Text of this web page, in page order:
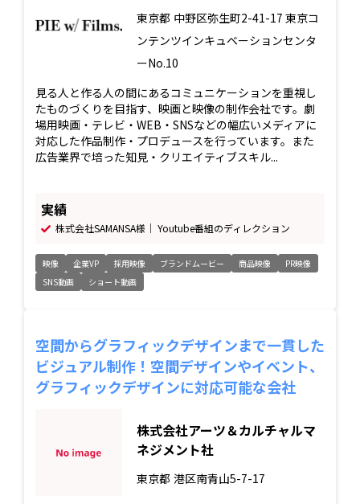
東京都 中野区弥生町2-41-17 東京コ
ンテンツインキュベーションセンタ
ーNo.10
見る人と作る人の間にあるコミュニケーションを重視し
たものづくりを目指す、映画と映像の制作会社です。劇
場用映画・テレビ・WEB・SNSなどの幅広いメディアに
対応した作品制作・プロデュースを行っています。また
広告業界で培った知見・クリエイティブスキル...
実績
株式会社SAMANSA様｜ Youtube番組のディレクション
映像 企業VP 採用映像 ブランドムービー 商品映像
PR映像
SNS動画
ショート動画
空間からグラフィックデザインまで一貫した
ビジュアル制作！空間デザインやイベント、
グラフィックデザインに対応可能な会社
株式会社アーツ＆カルチャルマ
ネジメント社
東京都 港区南青山5-7-17